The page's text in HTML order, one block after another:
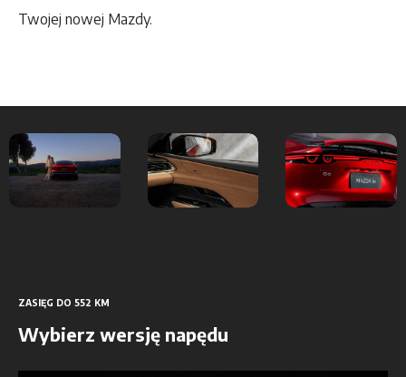
Twojej nowej Mazdy.
ZASIĘG DO 552 KM
Wybierz wersję napędu